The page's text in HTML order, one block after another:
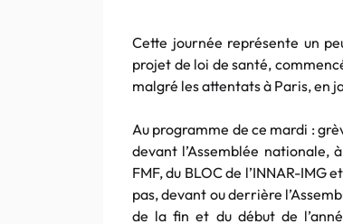
Cette journée représente un
projet de loi de santé,
malgré les attentats à Paris, en
Au programme de ce mardi :
devant l’Assemblée nationale,
FMF, du BLOC de l’INNAR-IMG
pas, devant ou derrière
de la fin et du début de